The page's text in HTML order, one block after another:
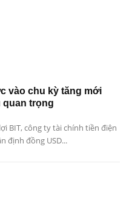
vào chu kỳ tăng mới
quan trọng
BIT, công ty tài chính tiền điện
định đồng USD...